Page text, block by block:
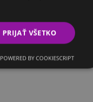
PRIJAŤ VŠETKO
POWERED BY COOKIESCRIPT